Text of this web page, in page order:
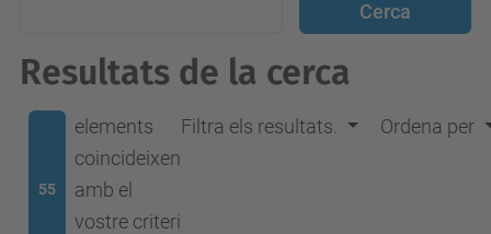
Resultats de la cerca
55
elements
coincideixen
amb el
vostre criteri
Filtra els resultats. Ordena per